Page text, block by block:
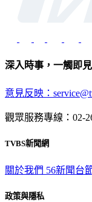
深入時事，一觸即見
意見反映：
觀眾服務專線：02-
TVBS新聞網
關於我們 56新聞台
政策與隱私